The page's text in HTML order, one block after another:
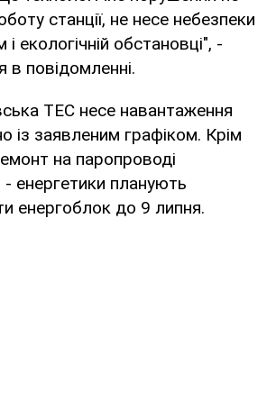
станції, не несе небезпеки
і екологічній обстановці", -
в повідомленні.
ТЕС несе навантаження
із заявленим графіком. Крім
на паропроводі
енергетики планують
енергоблок до 9 липня.